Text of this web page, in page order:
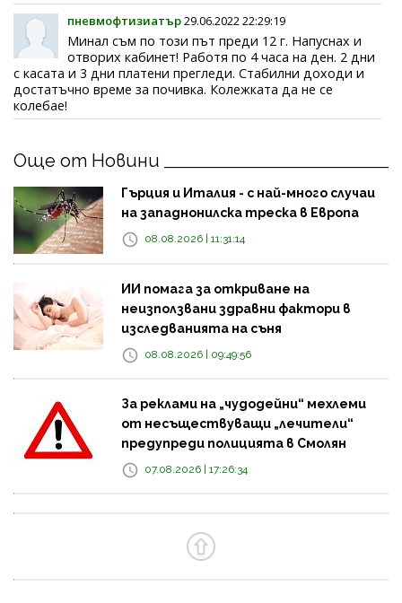
пневмофтизиатър29.06.2022 22:29:19
Минал съм по този път преди 12 г. Напуснах и
отворих кабинет! Работя по 4 часа на ден. 2 дни
с касата и 3 дни платени прегледи. Стабилни доходи и
достатъчно време за почивка. Колежката да не се
колебае!
Още от Новини
Гърция и Италия - с най-много случаи
на западнонилска треска в Европа
08.08.2026 | 11:31:14
ИИ помага за откриване на
неизползвани здравни фактори в
изследванията на съня
08.08.2026 | 09:49:56
За реклами на „чудодейни“ мехлеми
от несъществуващи „лечители“
предупреди полицията в Смолян
07.08.2026 | 17:26:34